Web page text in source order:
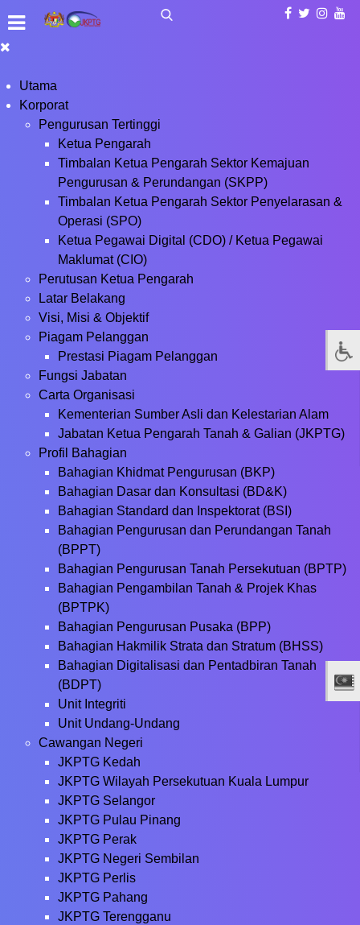
Utama
Korporat
Pengurusan Tertinggi
Ketua Pengarah
Timbalan Ketua Pengarah Sektor Kemajuan
Pengurusan & Perundangan (SKPP)
Timbalan Ketua Pengarah Sektor Penyelarasan &
Operasi (SPO)
Ketua Pegawai Digital (CDO) / Ketua Pegawai
Maklumat (CIO)
Perutusan Ketua Pengarah
Latar Belakang
Visi, Misi & Objektif
Piagam Pelanggan
Prestasi Piagam Pelanggan
Fungsi Jabatan
Carta Organisasi
Kementerian Sumber Asli dan Kelestarian Alam
Jabatan Ketua Pengarah Tanah & Galian (JKPTG)
Profil Bahagian
Bahagian Khidmat Pengurusan (BKP)
Bahagian Dasar dan Konsultasi (BD&K)
Bahagian Standard dan Inspektorat (BSI)
Bahagian Pengurusan dan Perundangan Tanah
(BPPT)
Bahagian Pengurusan Tanah Persekutuan (BPTP)
Bahagian Pengambilan Tanah & Projek Khas
(BPTPK)
Bahagian Pengurusan Pusaka (BPP)
Bahagian Hakmilik Strata dan Stratum (BHSS)
Bahagian Digitalisasi dan Pentadbiran Tanah
(BDPT)
Unit Integriti
Unit Undang-Undang
Cawangan Negeri
JKPTG Kedah
JKPTG Wilayah Persekutuan Kuala Lumpur
JKPTG Selangor
JKPTG Pulau Pinang
JKPTG Perak
JKPTG Negeri Sembilan
JKPTG Perlis
JKPTG Pahang
JKPTG Terengganu